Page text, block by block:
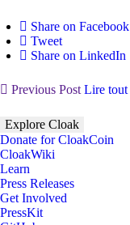
Share on Facebook
Tweet
Share on LinkedIn
Previous Post Lire tout
Explore Cloak
Donate for CloakCoin
CloakWiki
Learn
Press Releases
Get Involved
PressKit